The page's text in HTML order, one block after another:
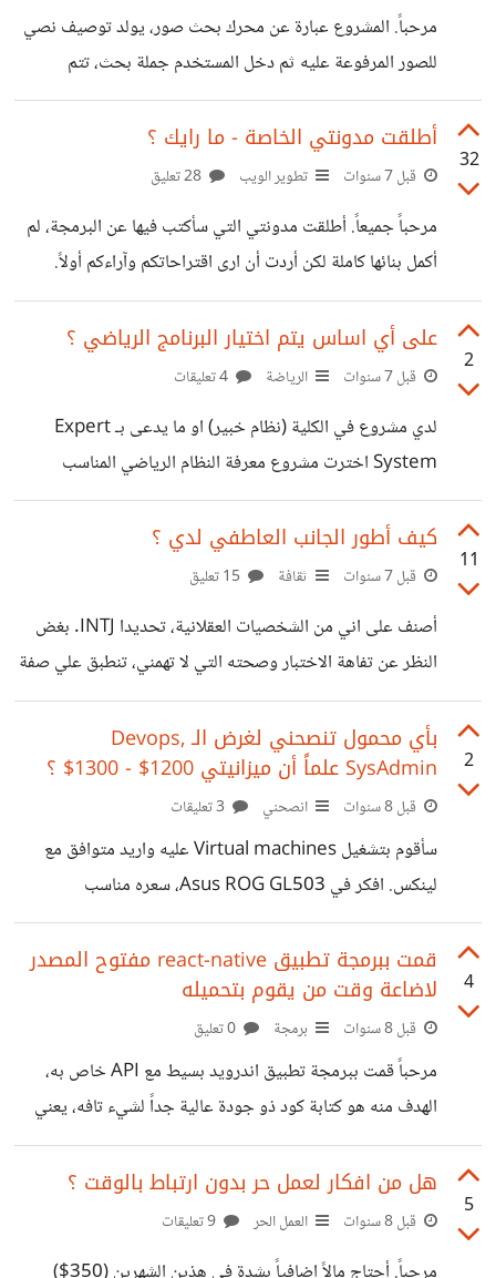
الوحدات API Tests 6. تكامل مستمر Continuous
integration 7. توصيل مستمر Continuous Delivery
مدخلات المستخدم بسهولة
مرحباً. المشروع عبارة عن محرك بحث صور، يولد توصيف نصي
للصور المرفوعة عليه ثم دخل المستخدم جملة بحث، تتم
معالجتها ومطابقتها مع الصور في قاعدة البيانات ومن ثم جلب
الصور التي تشابه الوصف، المشروع لا يزال في بدايته وهذا فقط
demo. نخطط لاضافة مزايا كثيرة منها: Face
NLP مثلاً "قطة فوق الطاولة" ستختلف عن "قطة تحت
الطاولة" Synonym matching مثلاً "Football" ستكون
نفس لو كتب المستخدم "Soccer" دعم اللغة العربية اخيراً
ولكن هذا صعب جداً
32
أطلقت مدونتي الخاصة - ما رايك ؟
قبل 7 سنوات تطوير الويب
مرحباً جميعاً. أطلقت مدونتي التي سأكتب فيها عن البرمجة، لم
أكمل بنائها كاملة لكن أردت أن ارى اقتراحاتكم وآراءكم أولاً.
ستكون المدونة مفتوحة المصدر قريباً جداً ان شاء الله. المدونة
تعمل من دون اتصال انترنت اذا فتحتها لمرة واحدة، كما يمكنك
اضافتها للقائمة الرئيسية في جوالك في حال فتحتها منه للوصول
https://rashadkokash.me/about
2
على أي اساس يتم اختيار البرنامج الرياضي ؟
قبل 7 سنوات الرياضة
لدي مشروع في الكلية (نظام خبير) او ما يدعى بـ Expert
System اخترت مشروع معرفة النظام الرياضي المناسب
للشخص الفكرة هو ان يقوم البرنامج بسؤال الشخص عدة اسئلة
ثم يقول باقتراح البرنامج الرياضي المناسب مثلاً في البداية
يساله عن طوله ووزنه لحساب BMI وهل هو طبيعي اولا لكن
11
كيف أطور الجانب العاطفي لدي ؟
قبل 7 سنوات ثقافة
أصنف على اني من الشخصيات العقلانية، تحديدا INTJ. بغض
النظر عن تفاهة الاختبار وصحته التي لا تهمني، تنطبق علي صفة
اللئيم، الجاد، الصارم، عديم المجاملة، والكلام المباشر (الذي
يجرح) ولا تهمني مشاعر الآخرين كثيراً، لا اقول اني عديم
المشاعر بل انا فقط ليس لدي اي قدرة للتعبير عنها، كمن يملك
الابجديه الصينية لكنه لا يفهم معنى رموزها. عموما، لهذا تأثير
سلبي كبير جدا علي وعلى حياتي المستقبلية وانا واع لهذا، لكن لا
اعرف اي سبيل لتعلم العاطفة ؟!
2
بأي محمول تنصحني لغرض الـ Devops,
SysAdmin علماً أن ميزانيتي 1200$ - 1300$ ؟
قبل 8 سنوات انصحني
سأقوم بتشغيل Virtual machines عليه واريد متوافق مع
لينكس. افكر في Asus ROG GL503، سعره مناسب
ومواصفاتخ مناسبة، ما يقلقني وزنه الكبير و اخاف ان لا يكون
صديق للينكس، بم تنصحني ؟ --- عموماً لمن لا يعرف ما هي الـ
اقل من 256 جيجابايت SSD 4- كرت الشاشة لا يهم اذا كان
هناك مأخذ Thunderbolt، عموماً ادرس الذكاء الصنعي،
4
قمت ببرمجة تطبيق react-native مفتوح المصدر
لاضاعة وقت من يقوم بتحميله
قبل 8 سنوات برمجة
مرحباً قمت ببرمجة تطبيق اندرويد بسيط مع API خاص به،
الهدف منه هو كتابة كود ذو جودة عالية جداً لشيء تافه، يعني
الغرض ليس التطبيق بل طريقة كتابته وتركيب ملحقات الـ
development الكود مازال في اوله، يعني مجرد اختبار للـ
5
هل من افكار لعمل حر بدون ارتباط بالوقت ؟
قبل 8 سنوات العمل الحر